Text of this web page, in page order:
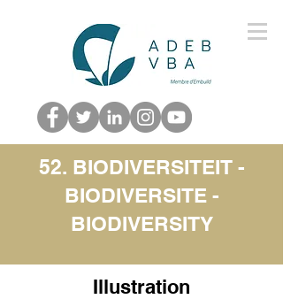
52. BIODIVERSITEIT -
BIODIVERSITE -
BIODIVERSITY
Illustration